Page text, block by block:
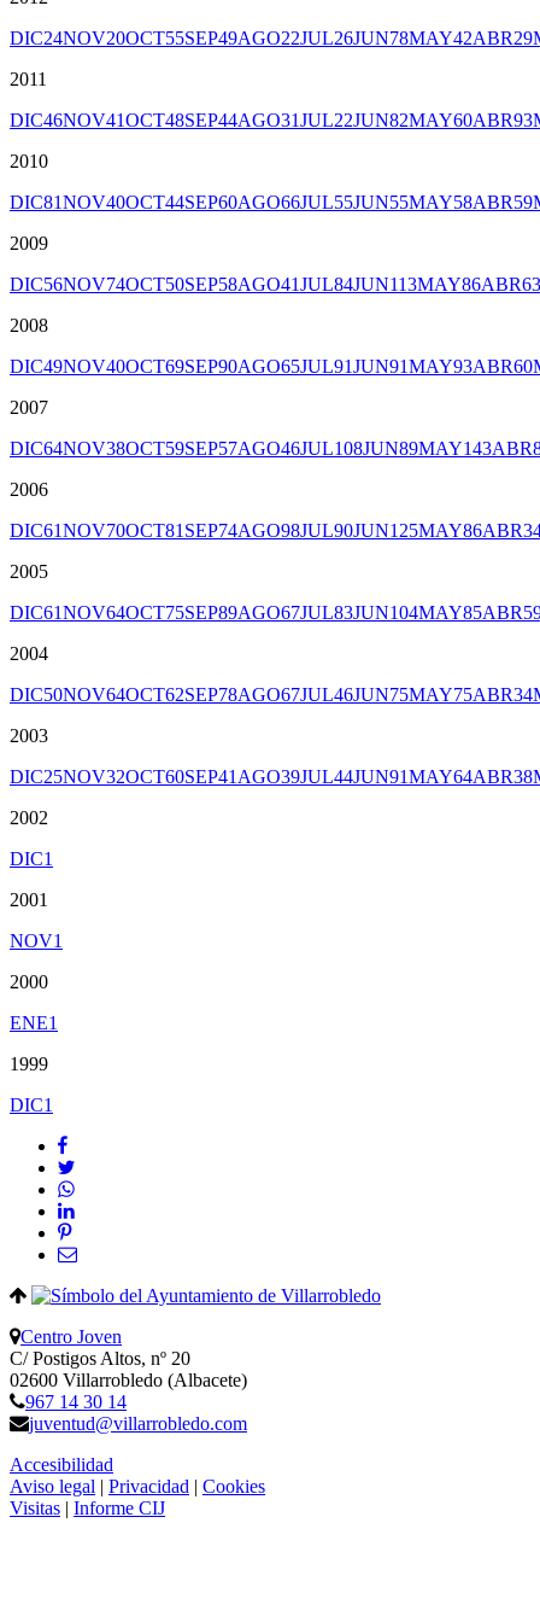
DIC24NOV20OCT55SEP49AGO22JUL26JUN78MAY42ABR29
2011
DIC46NOV41OCT48SEP44AGO31JUL22JUN82MAY60ABR93
2010
DIC81NOV40OCT44SEP60AGO66JUL55JUN55MAY58ABR59
2009
DIC56NOV74OCT50SEP58AGO41JUL84JUN113MAY86ABR63
2008
DIC49NOV40OCT69SEP90AGO65JUL91JUN91MAY93ABR60
2007
DIC64NOV38OCT59SEP57AGO46JUL108JUN89MAY143ABR
2006
DIC61NOV70OCT81SEP74AGO98JUL90JUN125MAY86ABR
2005
DIC61NOV64OCT75SEP89AGO67JUL83JUN104MAY85ABR
2004
DIC50NOV64OCT62SEP78AGO67JUL46JUN75MAY75ABR34
2003
DIC25NOV32OCT60SEP41AGO39JUL44JUN91MAY64ABR38
2002
DIC1
2001
NOV1
2000
ENE1
1999
DIC1
Centro Joven
C/ Postigos Altos, nº 20
02600 Villarrobledo (Albacete)
967 14 30 14
juventud@villarrobledo.com
Accesibilidad
Aviso legal | Privacidad | Cookies
Visitas | Informe CIJ